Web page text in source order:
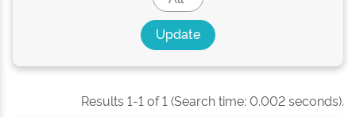
Results 1-1 of 1 (Search time: 0.002 seconds).